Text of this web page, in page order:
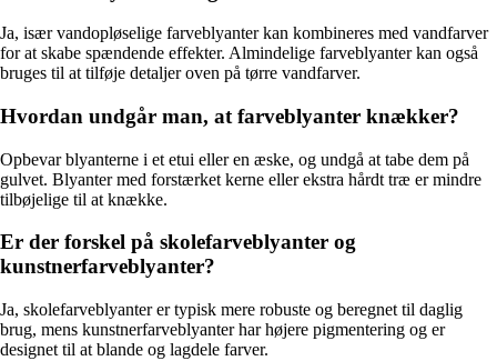
Ja, især vandopløselige farveblyanter kan kombineres med vandfarver
for at skabe spændende effekter. Almindelige farveblyanter kan også
bruges til at tilføje detaljer oven på tørre vandfarver.
Hvordan undgår man, at farveblyanter knækker?
Opbevar blyanterne i et etui eller en æske, og undgå at tabe dem på
gulvet. Blyanter med forstærket kerne eller ekstra hårdt træ er mindre
tilbøjelige til at knække.
Er der forskel på skolefarveblyanter og
kunstnerfarveblyanter?
Ja, skolefarveblyanter er typisk mere robuste og beregnet til daglig
brug, mens kunstnerfarveblyanter har højere pigmentering og er
designet til at blande og lagdele farver.